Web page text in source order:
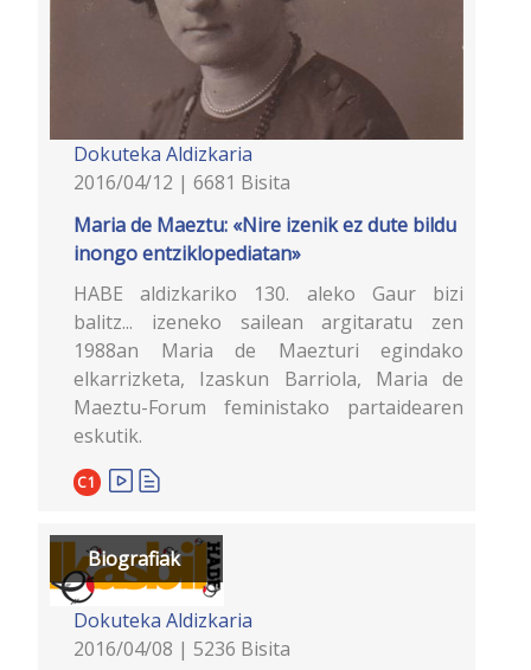
Dokuteka Aldizkaria
2016/04/12 | 6681 Bisita
Maria de Maeztu: «Nire izenik ez dute bildu
inongo entziklopediatan»
HABE aldizkariko 130. aleko Gaur bizi
balitz... izeneko sailean argitaratu zen
1988an Maria de Maezturi egindako
elkarrizketa, Izaskun Barriola, Maria de
Maeztu-Forum feministako partaidearen
eskutik.
C1
Biografiak
Dokuteka Aldizkaria
2016/04/08 | 5236 Bisita